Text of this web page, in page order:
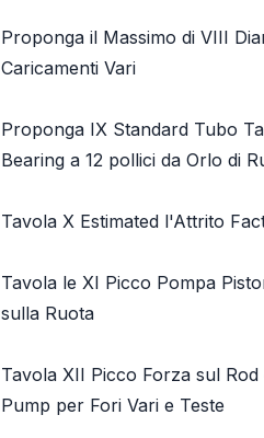
Proponga il Massimo di VIII
Caricamenti Vari
Proponga IX Standard Tubo
Bearing a 12 pollici da Orlo di
Tavola X Estimated l'Attrito
Tavola le XI Picco Pompa
sulla Ruota
Tavola XII Picco Forza sul
Pump per Fori Vari e Teste